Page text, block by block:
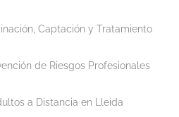
Captación y Tratamiento
de Riesgos Profesionales
a Distancia en Lleida